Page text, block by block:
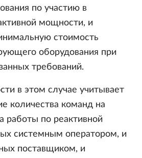
по участию в
мощности, и
стоимость
оборудования при
требований.
в этом случае учитывает
количества команд на
работы по реактивной
системным оператором, и
поставщиком, и